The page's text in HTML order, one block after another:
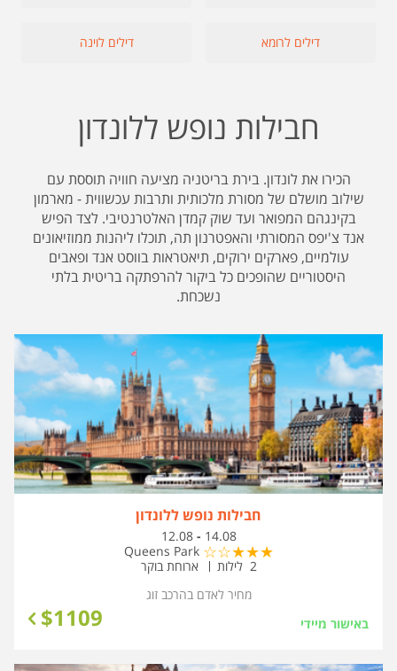
דילים לרומא דילים לוינה
חבילות נופש ללונדון
הכירו את לונדון. בירת בריטניה מציעה חוויה תוססת עם
שילוב מושלם של מסורת מלכותית ותרבות עכשווית - מארמון
בקינגהם המפואר ועד שוק קמדן האלטרנטיבי. לצד הפיש
אנד צ'יפס המסורתי והאפטרנון תה, תוכלו ליהנות ממוזיאונים
עולמיים, פארקים ירוקים, תיאטראות בווסט אנד ופאבים
היסטוריים שהופכים כל ביקור להרפתקה בריטית בלתי
נשכחת.
חבילות נופש ללונדון
בין
התאריכים,
12.08 - 14.08
Queens Park
2 לילות
ארוחת בוקר
באישור מיידי $1109
מחיר לאדם בהרכבזוג